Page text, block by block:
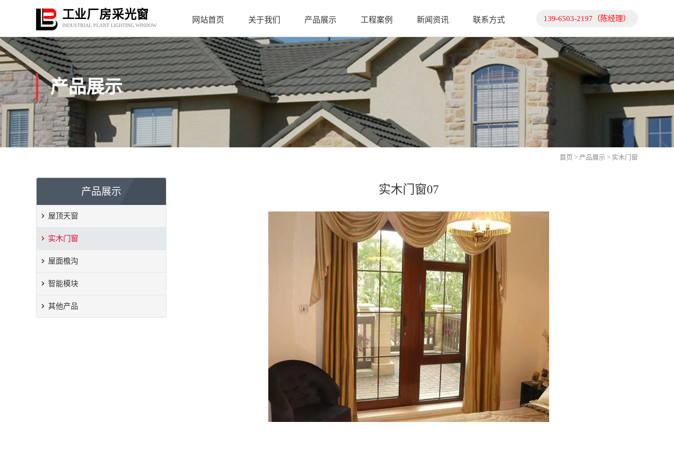
工业厂房采光窗
INDUSTRIAL PLANT LIGHTING WINDOW
网站首页 关于我们 产品展示 工程案例 新闻资讯 联系方式 139-6503-2197（陈经理）
产品展示
首页 > 产品展示 > 实木门窗
产品展示
屋顶天窗
实木门窗
屋面檐沟
智能模块
其他产品
实木门窗07